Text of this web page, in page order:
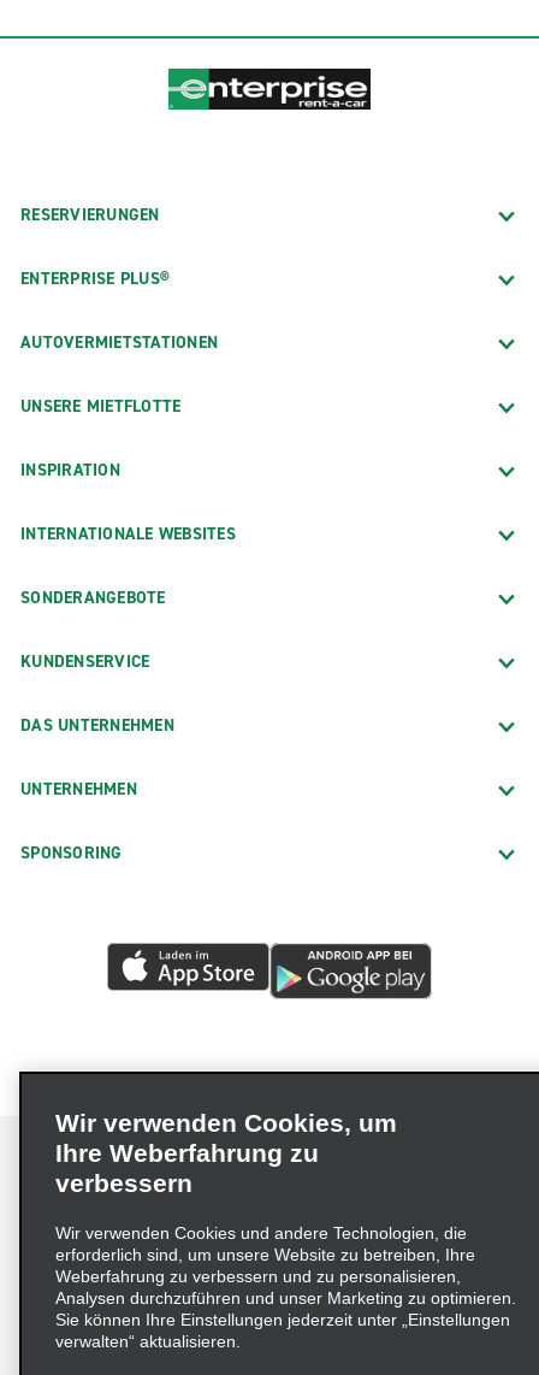
RESERVIERUNGEN
ENTERPRISE PLUS®
AUTOVERMIETSTATIONEN
UNSERE MIETFLOTTE
INSPIRATION
INTERNATIONALE WEBSITES
SONDERANGEBOTE
KUNDENSERVICE
DAS UNTERNEHMEN
UNTERNEHMEN
SPONSORING
Impressum Nutzungsbedingungen
Datenschutzrichtlinie
Cookie-Richtlinie
Datenschutzoptionen
Lieferkettensorgfaltspflichtengesetz (LkSG) Grundsatzerklärung
Beschwerdeverfahren nach dem
Wir verwenden Cookies, um
Ihre Weberfahrung zu
verbessern
Wir verwenden Cookies und andere Technologien, die
erforderlich sind, um unsere Website zu betreiben, Ihre
Weberfahrung zu verbessern und zu personalisieren,
Analysen durchzuführen und unser Marketing zu optimieren.
Sie können Ihre Einstellungen jederzeit unter „Einstellungen
verwalten“ aktualisieren.